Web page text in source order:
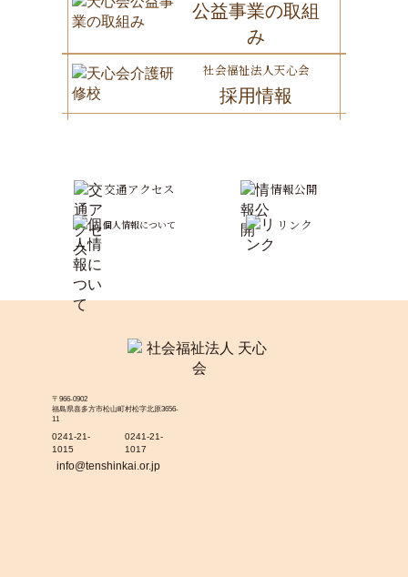
公益事業の取組
み
社会福祉法人天心会
採用情報
交通アクセス 情報公開
個人情報について リンク
〒966-0902
福島県喜多方市松山町村松字北原3656-
11
0241-21-
1015
0241-21-
1017
info@tenshinkai.or.jp